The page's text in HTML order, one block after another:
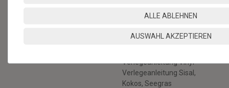
BODENBELÄGE SELBST
VERLEGEN
Verlegeanleitung
Verlegeanleitung Vinyl
Verlegeanleitung Sisal,
Kokos, Seegras
ALLE ABLEHNEN
AUSWAHL AKZEPTIEREN